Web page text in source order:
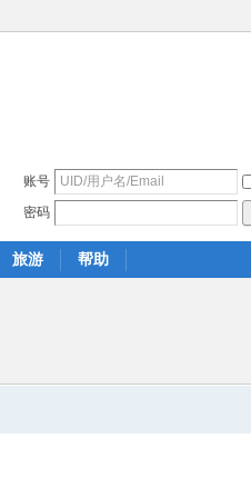
账号
密码
旅游 帮助